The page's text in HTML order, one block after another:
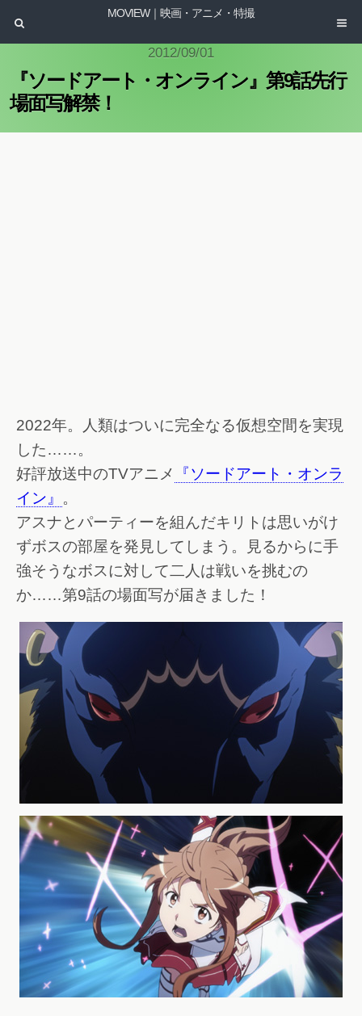
MOVIEW｜映画・アニメ・特撮
2012/09/01
『ソードアート・オンライン』第9話先行
場面写解禁！
2022年。人類はついに完全なる仮想空間を実現
した……。
好評放送中のTVアニメ
『ソードアート・オンラ
イン』 。
アスナとパーティーを組んだキリトは思いがけ
ずボスの部屋を発見してしまう。見るからに手
強そうなボスに対して二人は戦いを挑むの
か……第9話の場面写が届きました！